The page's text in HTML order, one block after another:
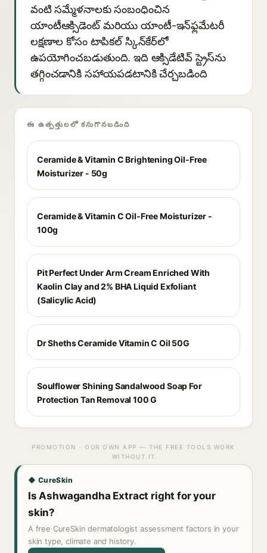
వంటి సమ్మేళనాలకు సంబంధించిన
యాంటీఆక్సిడెంట్ మరియు యాంటీ-ఇన్‌ఫ్లమేటరీ
లక్షణాల కోసం టాపికల్ స్కిన్‌కేర్‌లో
ఉపయోగించబడుతుంది. ఇది ఆక్సిడేటివ్ స్ట్రెస్‌ను
తగ్గించడానికి సహాయపడటానికి చేర్చబడింది
ఈ ఉత్పత్తులలో కనుగొనబడింది
Ceramide & Vitamin C Brightening Oil-Free
Moisturizer - 50g
Ceramide & Vitamin C Oil-Free Moisturizer -
100g
Pit Perfect Under Arm Cream Enriched With
Kaolin Clay and 2% BHA Liquid Exfoliant
(Salicylic Acid)
Dr Sheths Ceramide Vitamin C Oil 50G
Soulflower Shining Sandalwood Soap For
Protection Tan Removal 100 G
PROMOTION · OUR OWN APP — THE FREE TOOLS WORK
WITHOUT IT
◆ CureSkin
Is Ashwagandha Extract right for your
skin?
A free CureSkin dermatologist assessment factors in your
skin type, climate and history.